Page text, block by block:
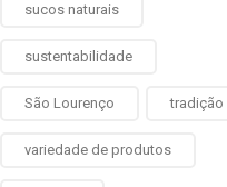
sucos naturais
sustentabilidade
São Lourenço tradição
variedade de produtos